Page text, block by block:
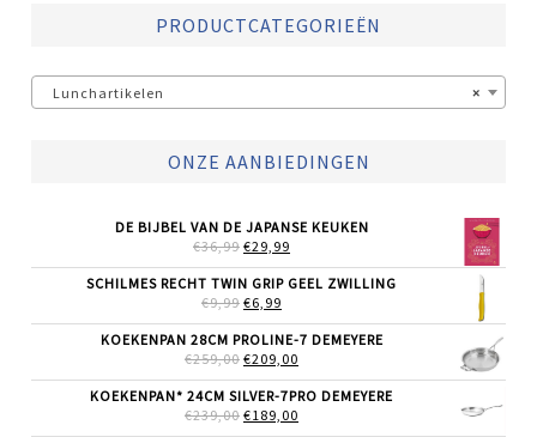
PRODUCTCATEGORIEËN
×
Lunchartikelen
ONZE AANBIEDINGEN
DE BIJBEL VAN DE JAPANSE KEUKEN
€36,99 OORSPRONKELIJKE
WAS:
€36,99.
€29,99
IS:
SCHILMES RECHT TWIN GRIP GEEL ZWILLING
€9,99 OORSPRONKELIJKE
WAS:
€9,99.
€6,99
IS:
€6,99.
KOEKENPAN 28CM PROLINE-7 DEMEYERE
€259,00 OORSPRONKELIJKE
WAS:
€259,00.
€209,00
IS:
KOEKENPAN* 24CM SILVER-7PRO DEMEYERE
€239,00 OORSPRONKELIJKE
€189,00